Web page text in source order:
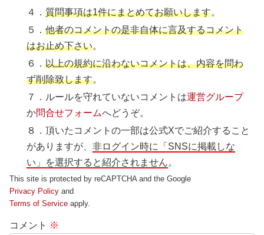
４．質問事項は1件にまとめてお願いします。
５．他者のコメントの是非自体に言及するコメント
はお止め下さい。
６．以上の規約に沿わないコメントは、内容を問わ
ず削除致します。
７．ルールを守れていないコメントは運営グループ
か問合せフォームへどうぞ。
８．頂いたコメントの一部は公式Xでご紹介すること
がありますが、非ログイン時に「SNSに掲載しな
い」を選択すると紹介されません。
This site is protected by reCAPTCHA and the Google
Privacy Policy and
Terms of Service apply.
コメント ※